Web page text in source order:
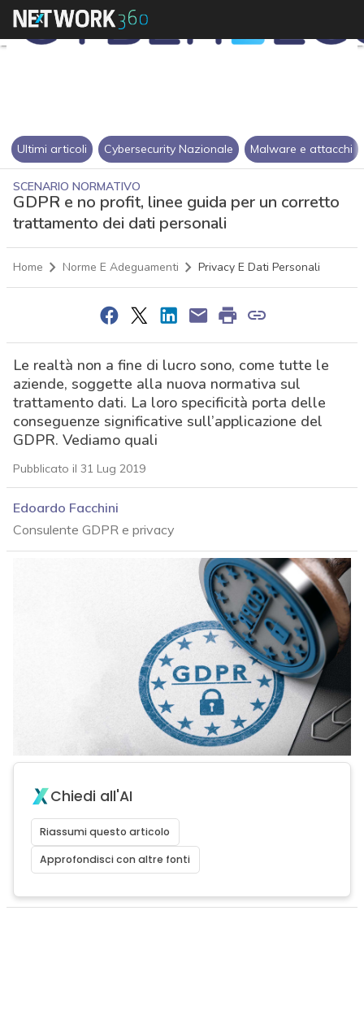
Ultimi articoli Cybersecurity Nazionale Malware e attacchi
SCENARIO NORMATIVO
GDPR e no profit, linee guida per un corretto
trattamento dei dati personali
Home Norme E Adeguamenti Privacy E Dati Personali
Le realtà non a fine di lucro sono, come tutte le
aziende, soggette alla nuova normativa sul
trattamento dati. La loro specificità porta delle
conseguenze significative sull’applicazione del
GDPR. Vediamo quali
Pubblicato il 31 Lug 2019
Edoardo Facchini
Consulente GDPR e privacy
Chiedi all'AI
Riassumi questo articolo
Approfondisci con altre fonti